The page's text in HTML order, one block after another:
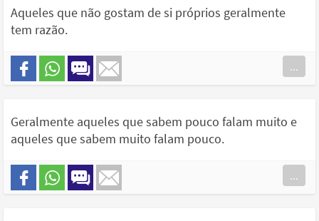
Aqueles que não gostam de si próprios geralmente
tem razão.
...
Geralmente aqueles que sabem pouco falam muito e
aqueles que sabem muito falam pouco.
...